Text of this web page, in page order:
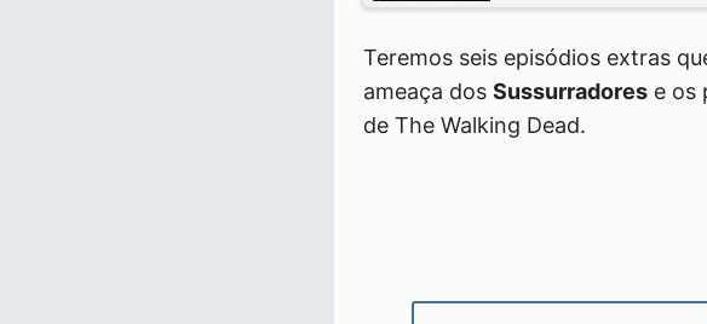
Teremos seis episódios extras
ameaça dos Sussurradores e os
de The Walking Dead.